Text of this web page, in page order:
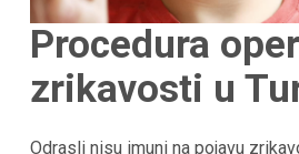
Procedura
zrikavosti u
Odrasli nisu imuni na pojavu